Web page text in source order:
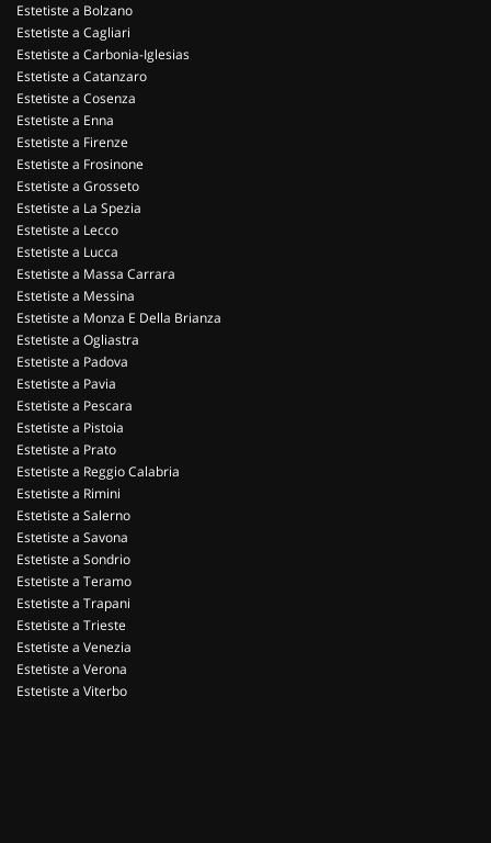
Estetiste a Bolzano
Estetiste a Cagliari
Estetiste a Carbonia-Iglesias
Estetiste a Catanzaro
Estetiste a Cosenza
Estetiste a Enna
Estetiste a Firenze
Estetiste a Frosinone
Estetiste a Grosseto
Estetiste a La Spezia
Estetiste a Lecco
Estetiste a Lucca
Estetiste a Massa Carrara
Estetiste a Messina
Estetiste a Monza E Della Brianza
Estetiste a Ogliastra
Estetiste a Padova
Estetiste a Pavia
Estetiste a Pescara
Estetiste a Pistoia
Estetiste a Prato
Estetiste a Reggio Calabria
Estetiste a Rimini
Estetiste a Salerno
Estetiste a Savona
Estetiste a Sondrio
Estetiste a Teramo
Estetiste a Trapani
Estetiste a Trieste
Estetiste a Venezia
Estetiste a Verona
Estetiste a Viterbo